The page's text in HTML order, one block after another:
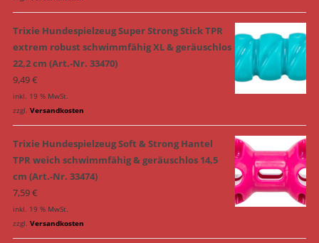
Trixie Hundespielzeug Super Strong Stick TPR
extrem robust schwimmfähig XL & geräuschlos
22,2 cm (Art.-Nr. 33470)
9,49€
inkl. 19 % MwSt.
zzgl. Versandkosten
Trixie Hundespielzeug Soft & Strong Hantel
TPR weich schwimmfähig & geräuschlos 14,5
cm (Art.-Nr. 33474)
7,59€
inkl. 19 % MwSt.
zzgl. Versandkosten